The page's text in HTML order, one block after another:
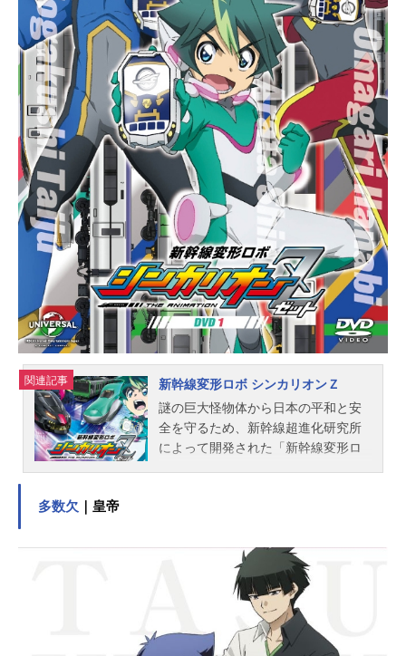
形態TVアニメスケジュール2006年10
月7日（土）～2010年9月25日（土）
テレビ東京系列にて話数全203話キャ
ストリボーン：ニーコ沢田綱吉：國
分優香里獄寺隼人：市瀬秀和山本
武：井上優ランボ：竹内順子／津田
健次郎雲雀恭弥：近藤隆笹川了平：
木内秀信六道骸：飯田利信笹川京
子：稲村優奈三浦ハル：吉田仁美ビ
アンキ：田中理恵イーピン：チャ
ン・リーメイフゥ太：三瓶由布子デ
ィーノ：鎌苅健太→KENNバジル：寺
崎裕香クローム髑髏：明坂聡美XANX
US：池田政典白蘭：大山鎬則入江正
一：豊永利行ボンゴレI世：浪川大輔
スタッフ原作：天野明監督：今泉賢
一...
関連記事
新幹線変形ロボ シンカリオンＺ
謎の巨大怪物体から日本の平和と安
全を守るため、新幹線超進化研究所
によって開発された「新幹線変形ロ
ンカリオンＺ」の運転士となった子
供たちは、研究所員たちと力を合わ
せ、再び現れた巨大怪物体を迎え撃
つ！未知なる敵の出現－。そして2人
の少年の出会い－。シンカリオンの
更なる進化が始まる！！！作品名新
多数欠 ｜皇帝